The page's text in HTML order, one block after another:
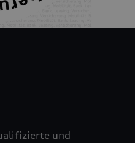
und